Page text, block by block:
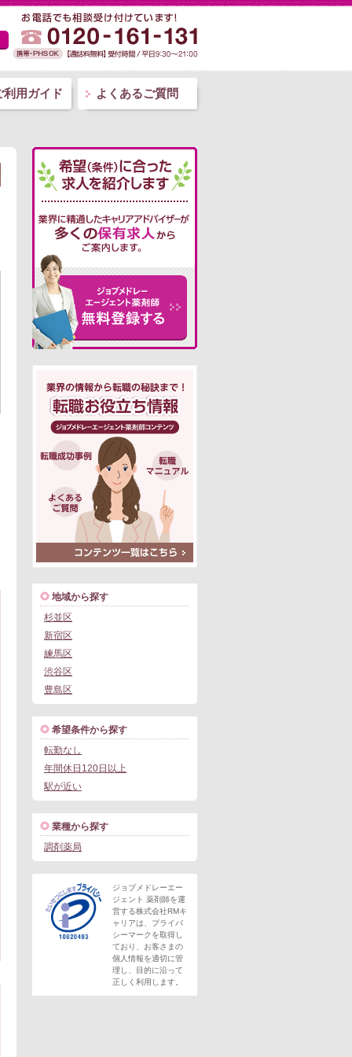
利用ガイド よくあるご質問
地域から探す
杉並区
新宿区
練馬区
渋谷区
豊島区
希望条件から探す
転勤なし
年間休日120日以上
駅が近い
業種から探す
調剤薬局
ジョブメドレーエー
ジェント 薬剤師を運
営する株式会社RMキ
ャリアは、プライバ
シーマークを取得し
ており、お客さまの
個人情報を適切に管
理し、目的に沿って
正しく利用します。